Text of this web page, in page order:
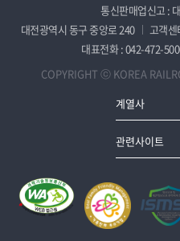
통신판매업신고 :
대전광역시 동구 중앙로 240
고객센
대표전화 : 042-472-
COPYRIGHT ⓒ KOREA
계열사
관련사이트